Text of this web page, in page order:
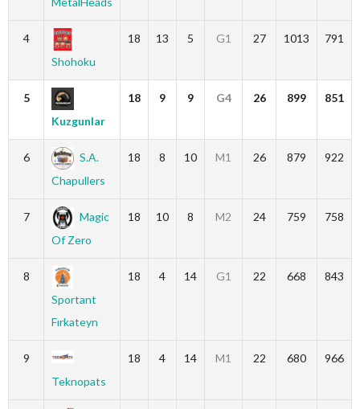
4
Shohoku
18 13 5 G1 27 1013 791
5
Kuzgunlar
18 9 9 G4 26 899 851
6
S.A.
Chapullers
18 8 10 M1 26 879 922
7
Magic
Of Zero
18 10 8 M2 24 759 758
8
Sportant
Fırkateyn
18 4 14 G1 22 668 843
9
Teknopats
18 4 14 M1 22 680 966